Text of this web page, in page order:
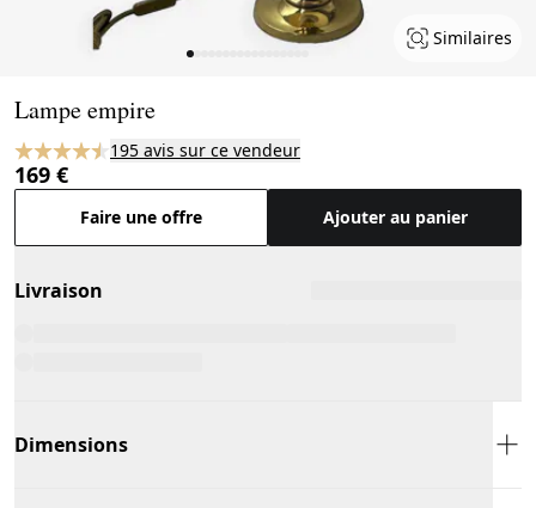
Similaires
Lampe empire
195 avis sur ce vendeur
169 €
Faire une offre Ajouter au panier
Livraison
Dimensions